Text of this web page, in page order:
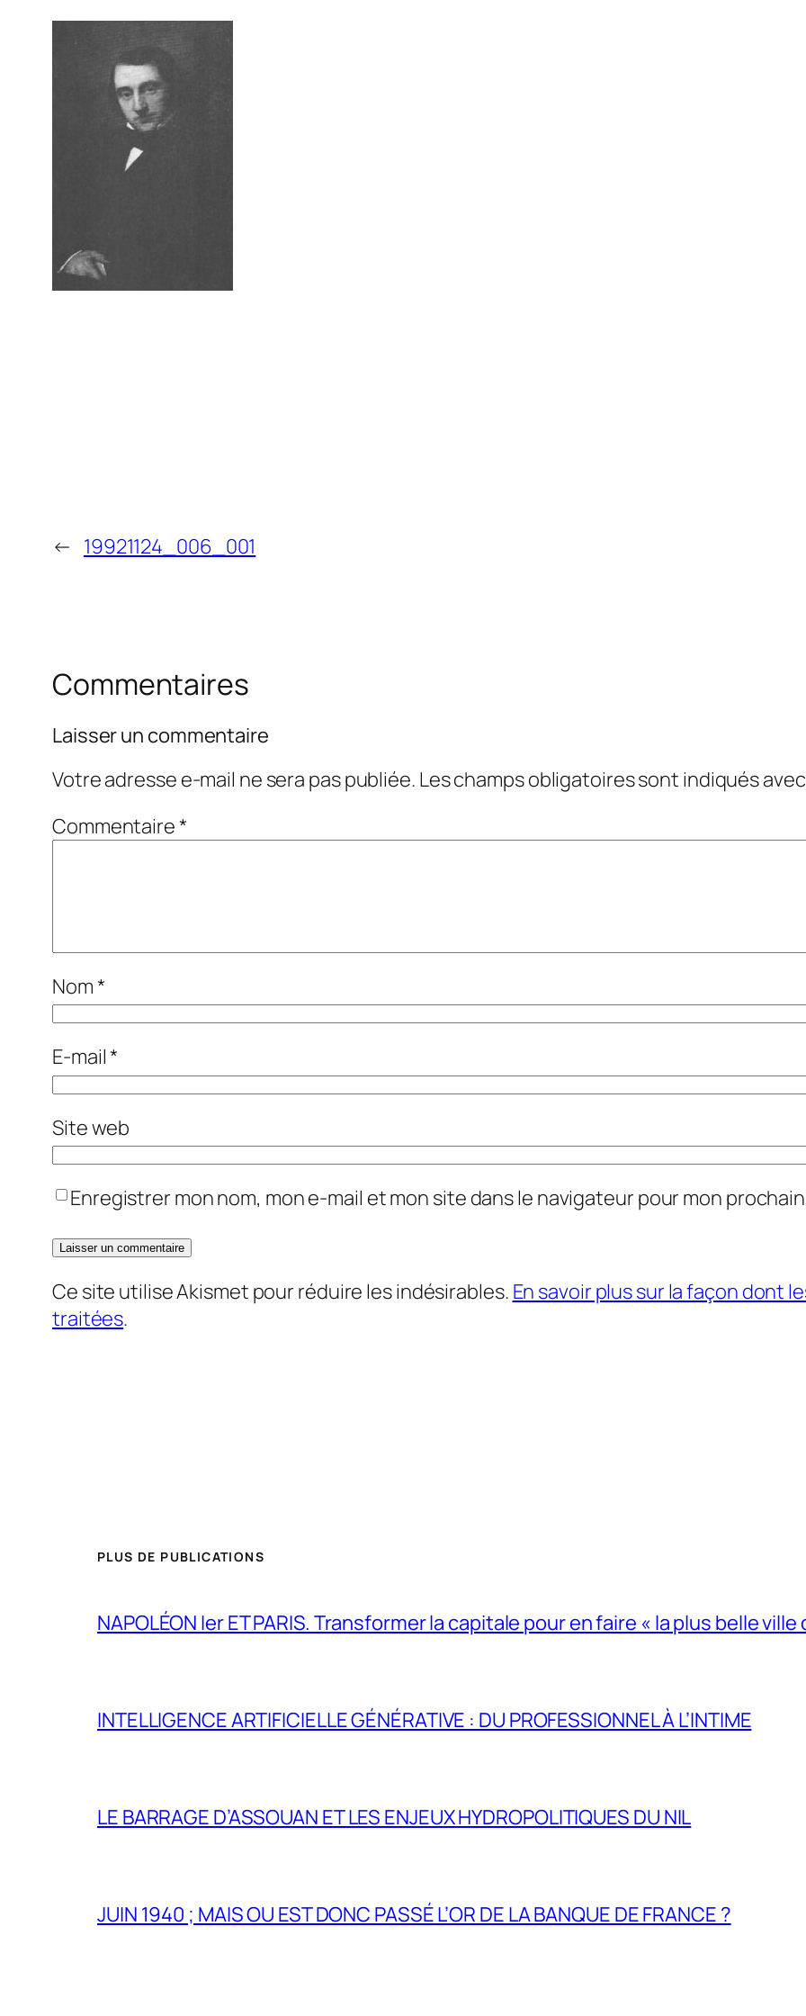
← 19921124_006_001
Commentaires
Laisser un commentaire
Votre adresse e-mail ne sera pas publiée. Les champs obligatoires sont indiqués
Commentaire*
Nom*
E-mail*
Site web
Enregistrer mon nom, mon e-mail et mon site dans le navigateur pour mon
Ce site utilise Akismet pour réduire les indésirables. En savoir plus sur la façon dont
traitées.
PLUS DE PUBLICATIONS
NAPOLÉON Ier ET PARIS. Transformer la capitale pour en faire « la plus belle
INTELLIGENCE ARTIFICIELLE GÉNÉRATIVE : DU PROFESSIONNEL À L’INTIME
LE BARRAGE D’ASSOUAN ET LES ENJEUX HYDROPOLITIQUES DU NIL
JUIN 1940 ; MAIS OU EST DONC PASSÉ L’OR DE LA BANQUE DE FRANCE ?